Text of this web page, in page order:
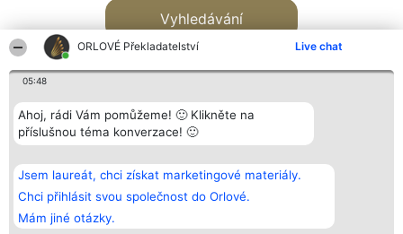
ORLOVÉ Překladatelství Live chat
05:48
Ahoj, rádi Vám pomůžeme! 🙂 Klikněte na
příslušnou téma konverzace! 🙂
Jsem laureát, chci získat marketingové materiály.
Chci přihlásit svou společnost do Orlové.
Mám jiné otázky.
Vyhledávání
Bright Side Solutions sp. z o.
o. sp. k.
ul. Ruska 22
Wrocław 50-079
KRS 0000749100 | Regon
381313360 | NIP 8943132676
Vítězové
Seznam všech
laureátů
Zásady
Zásady
Kontakt